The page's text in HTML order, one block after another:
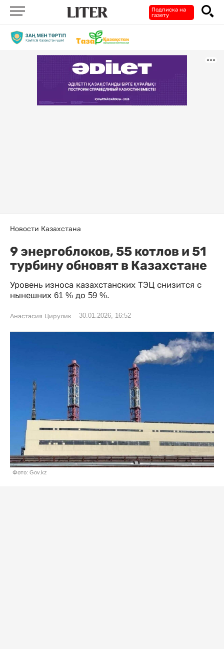
Подписка на
газету
Новости Казахстана
9 энергоблоков, 55 котлов и 51
турбину обновят в Казахстане
Уровень износа казахстанских ТЭЦ снизится с
нынешних 61 % до 59 %.
Анастасия Цирулик 30.01.2026, 16:52
Фото: Gov.kz